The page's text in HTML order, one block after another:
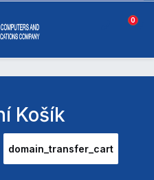
0
Košík
domain_transfer_cart